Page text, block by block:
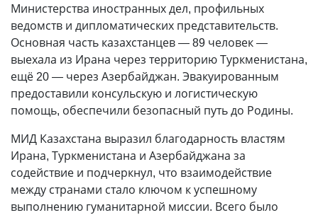
Министерства иностранных дел, профильных
ведомств и дипломатических представительств.
Основная часть казахстанцев — 89 человек —
выехала из Ирана через территорию Туркменистана,
ещё 20 — через Азербайджан. Эвакуированным
предоставили консульскую и логистическую
помощь, обеспечили безопасный путь до Родины.
МИД Казахстана выразил благодарность властям
Ирана, Туркменистана и Азербайджана за
содействие и подчеркнул, что взаимодействие
между странами стало ключом к успешному
выполнению гуманитарной миссии. Всего было